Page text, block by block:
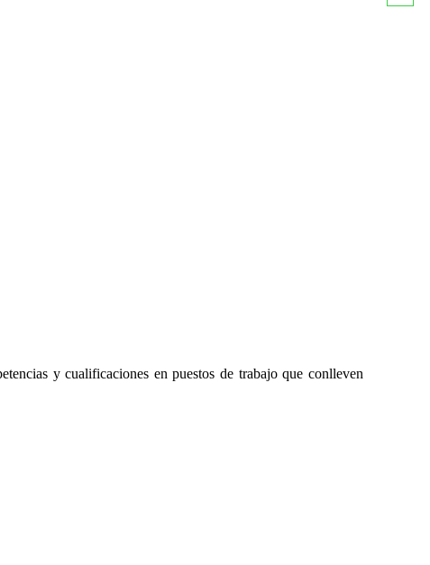
y cualificaciones en puestos de trabajo que conlleven